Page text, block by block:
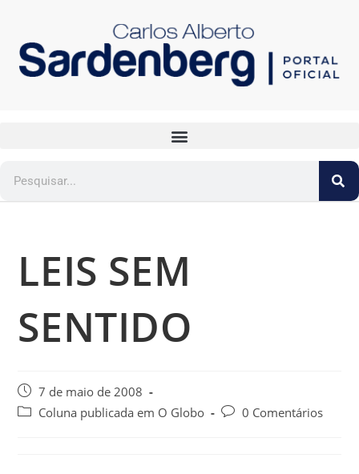
LEIS SEM
SENTIDO
7 de maio de 2008
Coluna publicada em O Globo
0 Comentários